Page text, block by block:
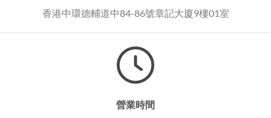
香港中環德輔道中84-86號章記大廈9樓01室
營業時間